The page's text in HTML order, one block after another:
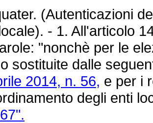
(Autenticazioni
- 1. All'articolo
"nonchè per le
sostituite dalle
2014, n. 56, e per i
degli enti